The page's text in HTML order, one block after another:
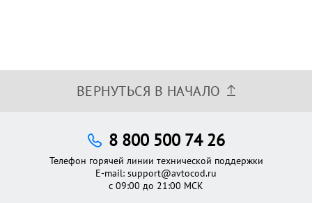
ВЕРНУТЬСЯ В НАЧАЛО
8 800 500 74 26
Телефон горячей линии технической поддержки
E-mail: support@avtocod.ru
с 09:00 до 21:00 МСК